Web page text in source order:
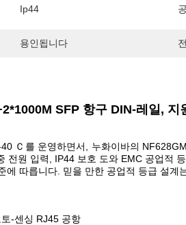
Ip44
용인됩니다
SFP 항구 DIN-레일, 지
Ｃ를 운영하면서, 누화이바의
전원 입력, IP44 보호 도와 EMC 공업적
에 따릅니다. 믿을 만한 공업적 등급 설
-센싱 RJ45 공항